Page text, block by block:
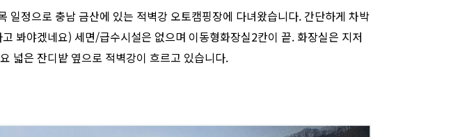
정으로 충남 금산에 있는 적벽강 오토캠핑장에 다녀왔습니다. 간단하게 차박
봐야겠네요) 세면/급수시설은 없으며 이동형화장실2칸이 끝. 화장실은 지저
넓은 잔디밭 옆으로 적벽강이 흐르고 있습니다.